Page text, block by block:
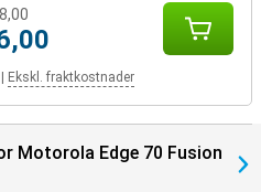
Ekskl. fraktkostnader
Motorola Edge 70 Fusion